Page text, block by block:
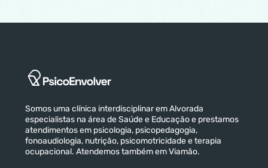
Somos uma clínica interdisciplinar em Alvorada
especialistas na área de Saúde e Educação e prestamos
atendimentos em psicologia, psicopedagogia,
fonoaudiologia, nutrição, psicomotricidade e terapia
ocupacional. Atendemos também em Viamão.